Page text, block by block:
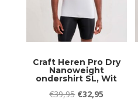
Craft Heren Pro Dry
Nanoweight
ondershirt SL, Wit
€39,95 Oorspronkelijke
€32,95